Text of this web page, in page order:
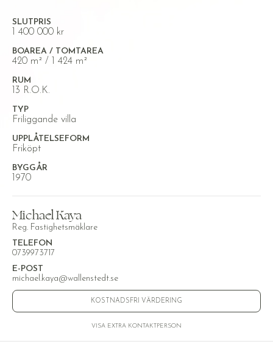
SLUTPRIS
1 400 000 kr
BOAREA / TOMTAREA
420 m² / 1 424 m²
RUM
13 R.O.K.
TYP
Friliggande villa
UPPLÅTELSEFORM
Friköpt
BYGGÅR
1970
Michael Kaya
Reg. Fastighetsmäklare
TELEFON
0739973717
E-POST
michael.kaya@wallenstedt.se
KOSTNADSFRI VÄRDERING
VISA EXTRA KONTAKTPERSON